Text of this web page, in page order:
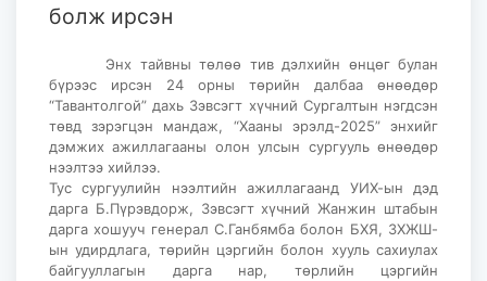
болж ирсэн
Энх тайвны төлөө тив дэлхийн өнцөг булан
бүрээс ирсэн 24 орны төрийн далбаа өнөөдөр
“Тавантолгой” дахь Зэвсэгт хүчний Сургалтын нэгдсэн
төвд зэрэгцэн мандаж, “Хааны эрэлд-2025” энхийг
дэмжих ажиллагааны олон улсын сургууль өнөөдөр
нээлтээ хийлээ.
Тус сургуулийн нээлтийн ажиллагаанд УИХ-ын дэд
дарга Б.Пүрэвдорж, Зэвсэгт хүчний Жанжин штабын
дарга хошууч генерал С.Ганбямба болон БХЯ, ЗХЖШ-
ын удирдлага, төрийн цэргийн болон хууль сахиулах
байгууллагын дарга нар, төрлийн цэргийн